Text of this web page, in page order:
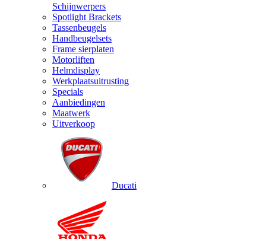
Schijnwerpers
Spotlight Brackets
Tassenbeugels
Handbeugelsets
Frame sierplaten
Motorliften
Helmdisplay
Werkplaatsuitrusting
Specials
Aanbiedingen
Maatwerk
Uitverkoop
Ducati